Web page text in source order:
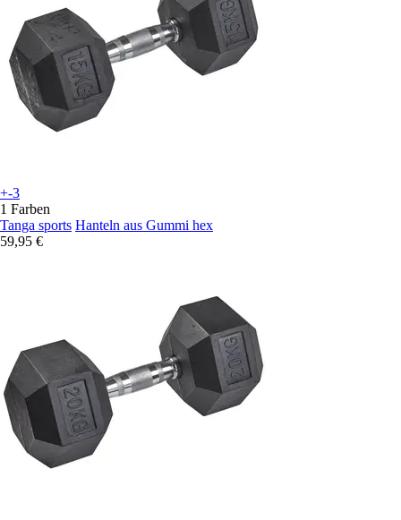
+-3
1 Farben
Tanga sports Hanteln aus Gummi hex
59,95 €